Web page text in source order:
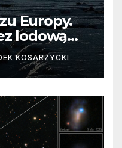
Europy.
lodową
KOSARZYCKI